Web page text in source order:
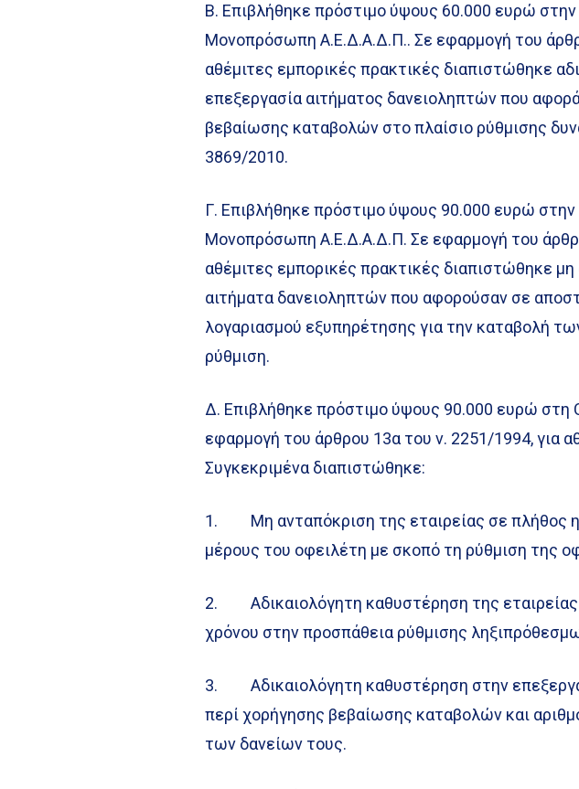
Β. Επιβλήθηκε πρόστιμο ύψους 60.000 ευρώ
Μονοπρόσωπη Α.Ε.Δ.Α.Δ.Π.. Σε εφαρμογή του
αθέμιτες εμπορικές πρακτικές διαπιστώθηκε
επεξεργασία αιτήματος δανειοληπτών που
βεβαίωσης καταβολών στο πλαίσιο ρύθμισης
3869/2010.
Γ. Επιβλήθηκε πρόστιμο ύψους 90.000 ευρώ
Μονοπρόσωπη Α.Ε.Δ.Α.Δ.Π. Σε εφαρμογή του
αθέμιτες εμπορικές πρακτικές διαπιστώθηκε
αιτήματα δανειοληπτών που αφορούσαν σε
λογαριασμού εξυπηρέτησης για την καταβολή
ρύθμιση.
Δ. Επιβλήθηκε πρόστιμο ύψους 90.000 ευρώ στη
εφαρμογή του άρθρου 13α του ν. 2251/1994, για
Συγκεκριμένα διαπιστώθηκε:
1. Μη ανταπόκριση της εταιρείας σε πλήθος
μέρους του οφειλέτη με σκοπό τη ρύθμιση της
2. Αδικαιολόγητη καθυστέρηση της εταιρείας
χρόνου στην προσπάθεια ρύθμισης
3. Αδικαιολόγητη καθυστέρηση στην
περί χορήγησης βεβαίωσης καταβολών και
των δανείων τους.